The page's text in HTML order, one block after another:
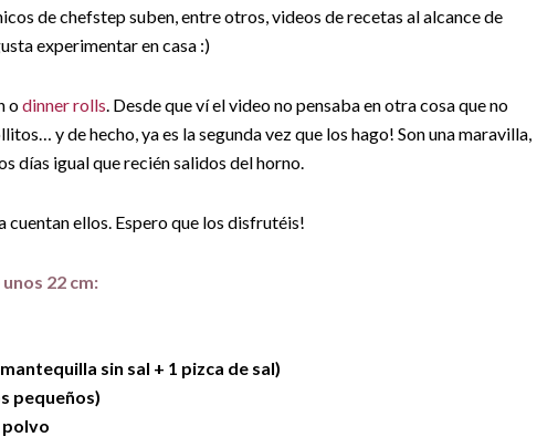
de chefstep suben, entre otros, videos de recetas al alcance de
experimentar en casa :)
odinner rolls. Desde que ví el video no pensaba en otra cosa que no
y de hecho, ya es la segunda vez que los hago! Son una maravilla,
días igual que recién salidos del horno.
cuentan ellos. Espero que los disfrutéis!
22 cm:
sin sal + 1 pizca de sal)
pequeños)
polvo